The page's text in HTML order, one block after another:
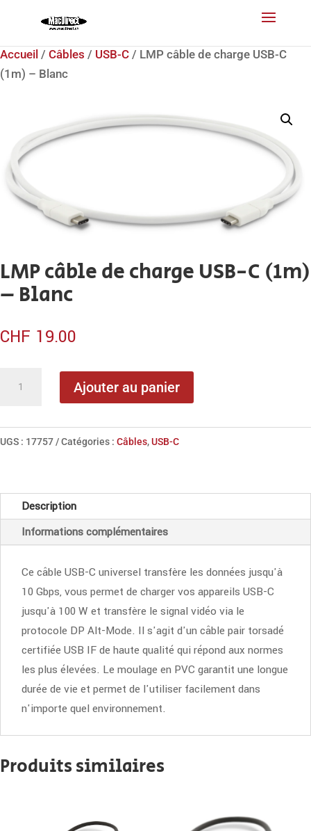
Accueil / Câbles / USB-C / LMP câble de charge USB-C
(1m) – Blanc
LMP câble de charge USB-C (1m)
– Blanc
CHF 19.00
câble
USB-
(1m)
Blanc
Ajouter au panier
UGS : 17757 Catégories : Câbles,USB-C
Description
Informations complémentaires
Ce câble USB-C universel transfère les données jusqu'à
10 Gbps, vous permet de charger vos appareils USB-C
jusqu'à 100 W et transfère le signal vidéo via le
protocole DP Alt-Mode. Il s'agit d'un câble pair torsadé
certifiée USB IF de haute qualité qui répond aux normes
les plus élevées. Le moulage en PVC garantit une longue
durée de vie et permet de l'utiliser facilement dans
n'importe quel environnement.
Produits similaires